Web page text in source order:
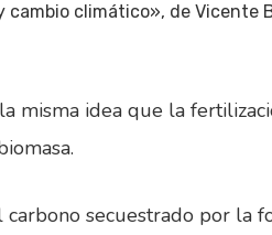
climático», de Vicente
misma idea que la
secuestrado por la